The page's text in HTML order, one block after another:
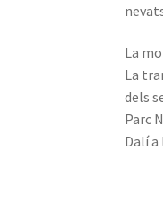
La
La
dels
Parc
Dalí